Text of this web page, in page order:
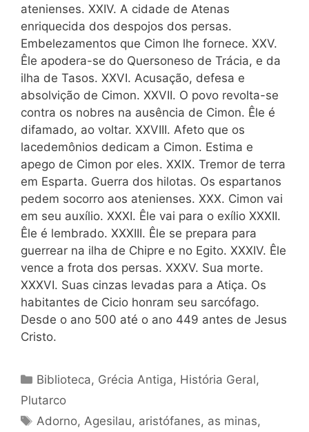
atenienses. XXIV. A cidade de Atenas
enriquecida dos despojos dos persas.
Embelezamentos que Cimon lhe fornece. XXV.
Êle apodera-se do Quersoneso de Trácia, e da
ilha de Tasos. XXVI. Acusação, defesa e
absolvição de Cimon. XXVII. O povo revolta-se
contra os nobres na ausência de Cimon. Êle é
difamado, ao voltar. XXVIII. Afeto que os
lacedemônios dedicam a Cimon. Estima e
apego de Cimon por eles. XXIX. Tremor de terra
em Esparta. Guerra dos hilotas. Os espartanos
pedem socorro aos atenienses. XXX. Cimon vai
em seu auxílio. XXXI. Êle vai para o exílio XXXII.
Êle é lembrado. XXXIII. Êle se prepara para
guerrear na ilha de Chipre e no Egito. XXXIV. Êle
vence a frota dos persas. XXXV. Sua morte.
XXXVI. Suas cinzas levadas para a Atiça. Os
habitantes de Cicio honram seu sarcófago.
Desde o ano 500 até o ano 449 antes de Jesus
Cristo.
Categorias
Biblioteca, Grécia Antiga, História Geral,
Plutarco
Tags
Adorno,Agesilau, aristófanes, as minas,